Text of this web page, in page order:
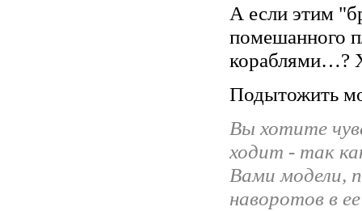
А если этим
помешанного
кораблями…?
Подытожить
Вы хотите
ходит - так
Вами модели,
наворотов в